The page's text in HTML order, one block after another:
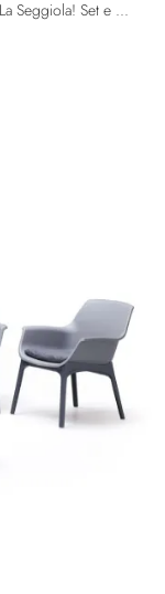
Arreda lo spazio verde con l'Arredo Giardino La Seggiola! Set e tavolini da giardino in plastica, come il modello Tavolino Multiuso, ti attendono!